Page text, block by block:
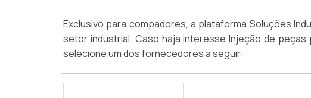
Exclusivo para compadores, a plataforma Soluções
setor industrial. Caso haja interesse Injeção de
selecione um dos fornecedores a seguir: